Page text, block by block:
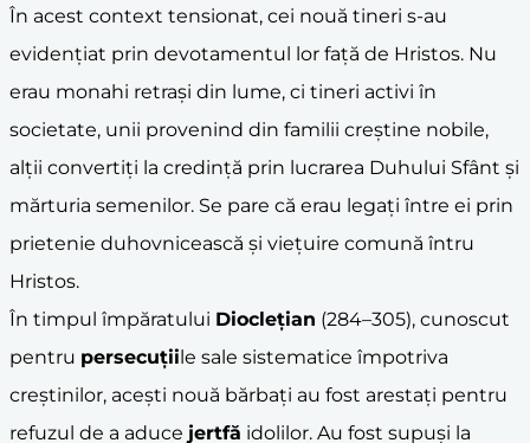
În acest context tensionat, cei nouă tineri s-au
evidențiat prin devotamentul lor față de Hristos. Nu
erau monahi retrași din lume, ci tineri activi în
societate, unii provenind din familii creștine nobile,
alții convertiți la credință prin lucrarea Duhului Sfânt și
mărturia semenilor. Se pare că erau legați între ei prin
prietenie duhovnicească și viețuire comună întru
Hristos.
În timpul împăratului Dioclețian (284–305), cunoscut
pentru persecuții le sale sistematice împotriva
creștinilor, acești nouă bărbați au fost arestați pentru
refuzul de a aduce jertfă idolilor. Au fost supuși la